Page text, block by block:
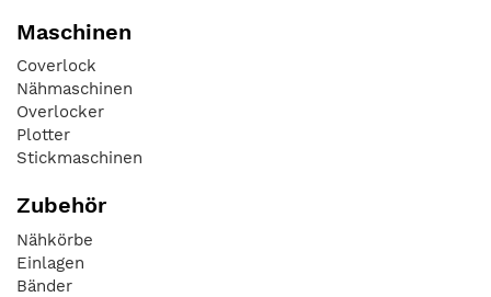
Maschinen
Coverlock
Nähmaschinen
Overlocker
Plotter
Stickmaschinen
Zubehör
Nähkörbe
Einlagen
Bänder